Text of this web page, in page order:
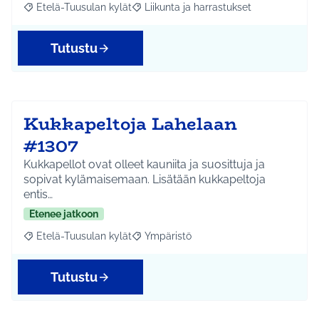
Rajaa tulokset aihepiirin mukaan: Etelä-Tuusulan kylät
Etelä-Tuusulan kylät Rajaa tulokset teeman mukaan:
Liikunta ja harrastukset
Tutustu
Kukkapeltoja Lahelaan
#1307
Kukkapellot ovat olleet kauniita ja suosittuja ja
sopivat kylämaisemaan. Lisätään kukkapeltoja
entis…
Etenee jatkoon
Rajaa tulokset aihepiirin mukaan: Etelä-Tuusulan kylät
Etelä-Tuusulan kylät Rajaa tulokset teeman mukaan:
Ympäristö
Tutustu